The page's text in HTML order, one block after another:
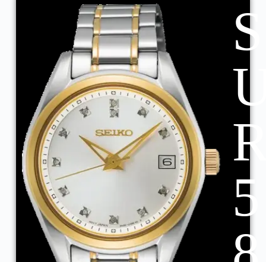
S
5